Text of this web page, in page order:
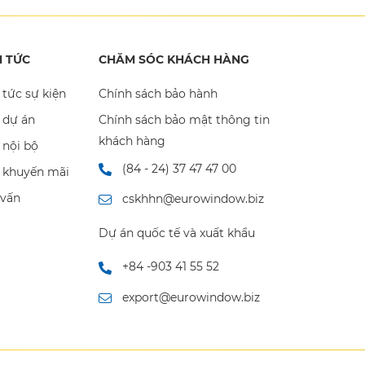
TỨC
tức sự kiện
dự án
nội bộ
khuyến mãi
CHĂM SÓC KHÁCH HÀNG
Chính sách bảo hành
Chính sách bảo mật thông tin
khách hàng
(84 - 24) 37 47 47 00
cskhhn@eurowindow.biz
Dự án quốc tế và xuất khẩu
+84 -903 41 55 52
export@eurowindow.biz